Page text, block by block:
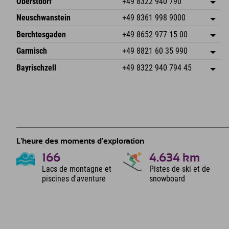
An der Breitach 3
Allemagne
Enregistrer l'adresse
Réservation
Neuschwanstein +49 8361 998 9000
An der Riese 45
87484 Nesselwang im Allgäu
Allemagne
Enregistrer l'adresse
Réservation
Berchtesgaden +49 8652 977 15 00
Hofreitstr. 7
Allemagne
Enregistrer l'adresse
Réservation
Garmisch +49 8821 60 35 990
Frickenstraße 22
82490 Farchant
Enregistrer l'adresse
Bayrischzell +49 8322 940 794 45
L'heure des moments d'exploration
166
Lacs de montagne et
piscines d'aventure
4.634 km
Pistes de ski et de
snowboard